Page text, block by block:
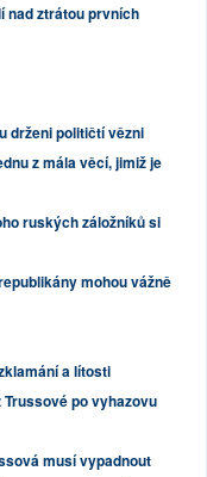
nad ztrátou prvních
drženi političtí vězni
z mála věcí, jimiž je
ruských záložníků si
mohou vážně
a lítosti
po vyhazovu
musí vypadnout